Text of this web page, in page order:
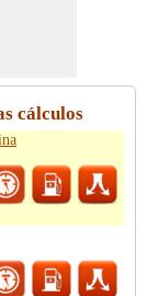
cálculos